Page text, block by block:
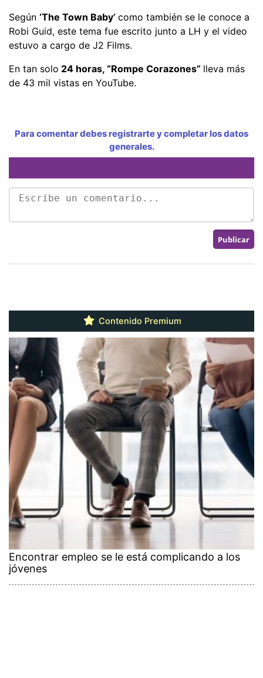
Según ‘The Town Baby’ como también se le conoce a
Robi Guid, este tema fue escrito junto a LH y el video
estuvo a cargo de J2 Films.
En tan solo 24 horas, “Rompe Corazones” lleva más
de 43 mil vistas en YouTube.
Para comentar debes registrarte y completar los datos
generales.
Contenido Premium
Encontrar empleo se le está complicando a los
jóvenes